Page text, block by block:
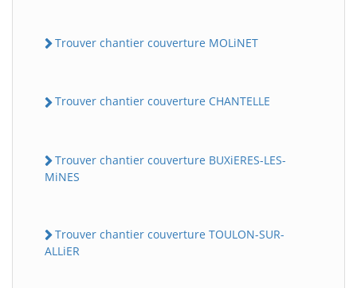
Trouver chantier couverture MOLiNET
Trouver chantier couverture CHANTELLE
Trouver chantier couverture BUXiERES-LES-
MiNES
Trouver chantier couverture TOULON-SUR-
ALLiER